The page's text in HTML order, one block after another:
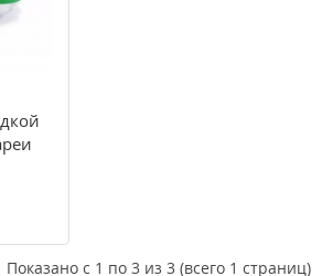
Показано с 1 по 3 из 3 (всего 1 страниц)